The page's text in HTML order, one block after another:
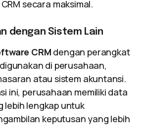
secara maksimal.
dengan Sistem Lain
CRM dengan perangkat
di perusahaan,
atau sistem akuntansi.
ini, perusahaan memiliki data
lebih lengkap untuk
keputusan yang lebih